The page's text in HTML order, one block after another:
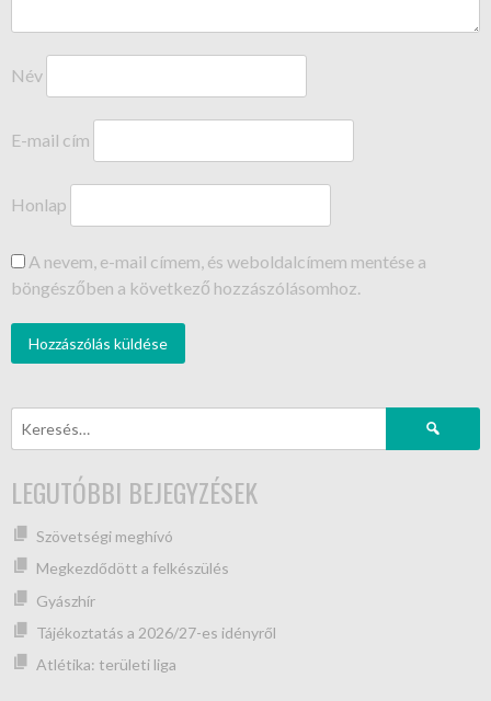
Név
E-mail cím
Honlap
A nevem, e-mail címem, és weboldalcímem mentése a
böngészőben a következő hozzászólásomhoz.
LEGUTÓBBI BEJEGYZÉSEK
Szövetségi meghívó
Megkezdődött a felkészülés
Gyászhír
Tájékoztatás a 2026/27-es idényről
Atlétika: területi liga